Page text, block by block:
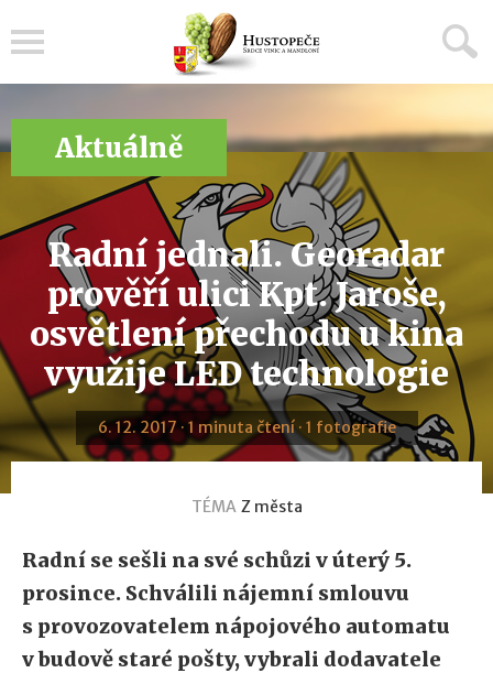
Aktuálně
Radní jednali. Georadar
prověří ulici Kpt. Jaroše,
osvětlení přechodu u kina
využije LED technologie
6. 12. 2017 · 1 minuta čtení · 1 fotografie
TÉMA Z města
Radní se sešli na své schůzi v úterý 5.
prosince. Schválili nájemní smlouvu
s provozovatelem nápojového automatu
v budově staré pošty, vybrali dodavatele